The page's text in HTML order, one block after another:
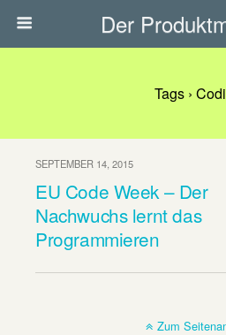
Der
Tags ›
SEPTEMBER 14, 2015
EU Code Week – Der
Nachwuchs lernt das
Programmieren
Zum